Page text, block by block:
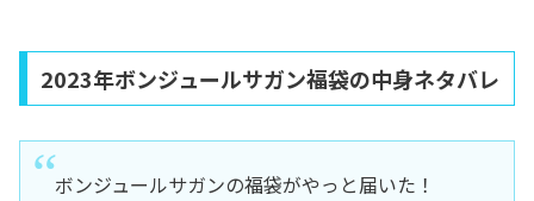
2023年ボンジュールサガン福袋の中身ネタバレ
ボンジュールサガンの福袋がやっと届いた！